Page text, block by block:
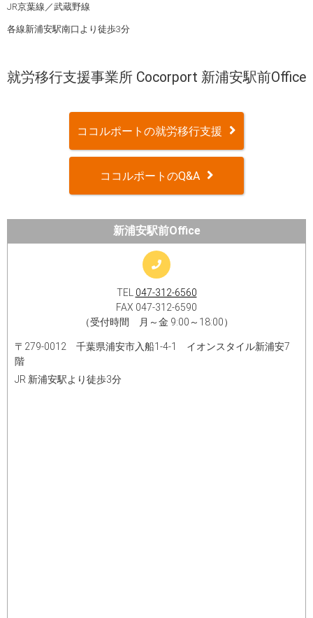
JR京葉線／武蔵野線
各線新浦安駅南口より徒歩3分
就労移行支援事業所 Cocorport 新浦安駅前Office
ココルポートの就労移行支援
ココルポートのQ&A
新浦安駅前Office
TEL 047-312-6560
FAX 047-312-6590
（受付時間 月～金 9:00～18:00）
〒279-0012 千葉県浦安市入船1-4-1 イオンスタイル新浦安7
階​
JR 新浦安駅より徒歩3分